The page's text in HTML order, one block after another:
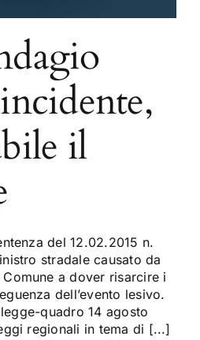
il
del 12.02.2015 n.
stradale causato da
a dover risarcire i
dell’evento lesivo.
quadro 14 agosto
regionali in tema di [...]